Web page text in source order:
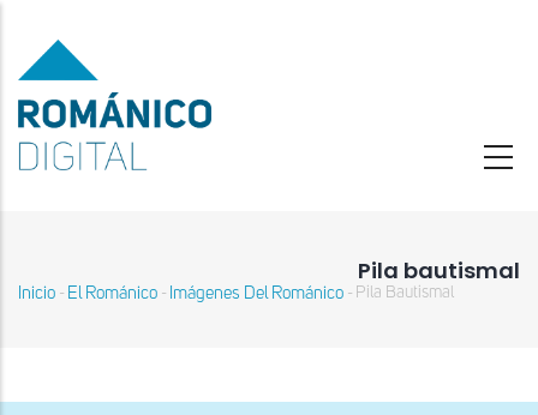
contenido
principal
Pila bautismal
Sobrescribir
Inicio - El Románico - Imágenes Del Románico - Pila Bautismal